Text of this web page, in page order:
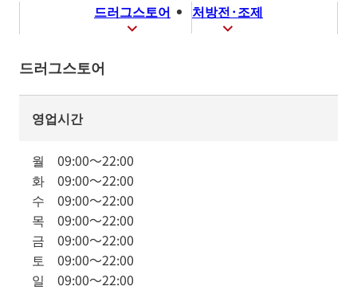
드러그스토어 처방전·조제
드러그스토어
영업시간
월 09:00～22:00
화 09:00～22:00
수 09:00～22:00
목 09:00～22:00
금 09:00～22:00
토 09:00～22:00
일 09:00～22:00